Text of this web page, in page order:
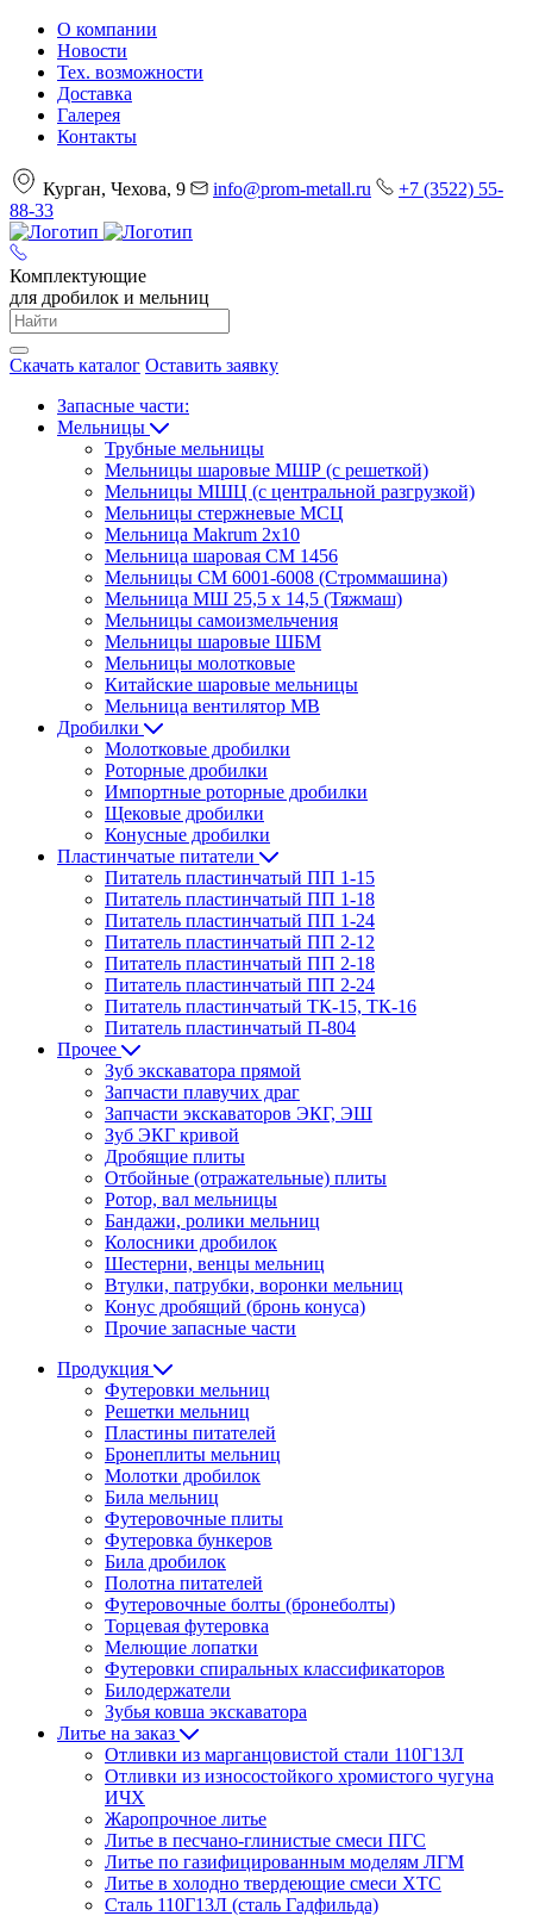
О компании
Новости
Тех. возможности
Доставка
Галерея
Контакты
Курган, Чехова, 9 info@prom-metall.ru
+7 (3522) 55-
88-33
Комплектующие
для дробилок и мельниц
Скачать каталог Оставить заявку
Запасные части:
Мельницы
Трубные мельницы
Мельницы шаровые МШР (с решеткой)
Мельницы МШЦ (с центральной разгрузкой)
Мельницы стержневые МСЦ
Мельница Makrum 2х10
Мельница шаровая СМ 1456
Мельницы СМ 6001-6008 (Строммашина)
Мельница МШ 25,5 х 14,5 (Тяжмаш)
Мельницы самоизмельчения
Мельницы шаровые ШБМ
Мельницы молотковые
Китайские шаровые мельницы
Мельница вентилятор МВ
Дробилки
Молотковые дробилки
Роторные дробилки
Импортные роторные дробилки
Щековые дробилки
Конусные дробилки
Пластинчатые питатели
Питатель пластинчатый ПП 1-15
Питатель пластинчатый ПП 1-18
Питатель пластинчатый ПП 1-24
Питатель пластинчатый ПП 2-12
Питатель пластинчатый ПП 2-18
Питатель пластинчатый ПП 2-24
Питатель пластинчатый ТК-15, ТК-16
Питатель пластинчатый П-804
Прочее
Зуб экскаватора прямой
Запчасти плавучих драг
Запчасти экскаваторов ЭКГ, ЭШ
Зуб ЭКГ кривой
Дробящие плиты
Отбойные (отражательные) плиты
Ротор, вал мельницы
Бандажи, ролики мельниц
Колосники дробилок
Шестерни, венцы мельниц
Втулки, патрубки, воронки мельниц
Конус дробящий (бронь конуса)
Прочие запасные части
Продукция
Футеровки мельниц
Решетки мельниц
Пластины питателей
Бронеплиты мельниц
Молотки дробилок
Била мельниц
Футеровочные плиты
Футеровка бункеров
Била дробилок
Полотна питателей
Футеровочные болты (бронеболты)
Торцевая футеровка
Мелющие лопатки
Футеровки спиральных классификаторов
Билодержатели
Зубья ковша экскаватора
Литье на заказ
Отливки из марганцовистой стали 110Г13Л
Отливки из износостойкого хромистого чугуна
ИЧХ
Жаропрочное литье
Литье в песчано-глинистые смеси ПГС
Литье по газифицированным моделям ЛГМ
Литье в холодно твердеющие смеси ХТС
Сталь 110Г13Л (сталь Гадфильда)